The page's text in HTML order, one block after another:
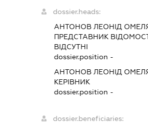
dossier.heads:
АНТОНОВ ЛЕОНІД
ПРЕДСТАВНИК
ВІДСУТНІ
dossier.position -
АНТОНОВ ЛЕОНІД
КЕРІВНИК
dossier.position -
dossier.beneficiaries: